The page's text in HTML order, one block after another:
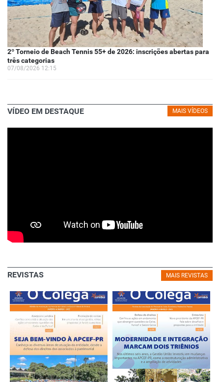
2º Torneio de Beach Tennis 55+ de 2026: inscrições abertas para
três categorias
07/08/2026 12:15
MAIS VÍDEOS
VÍDEO EM DESTAQUE
MAIS REVISTAS
REVISTAS